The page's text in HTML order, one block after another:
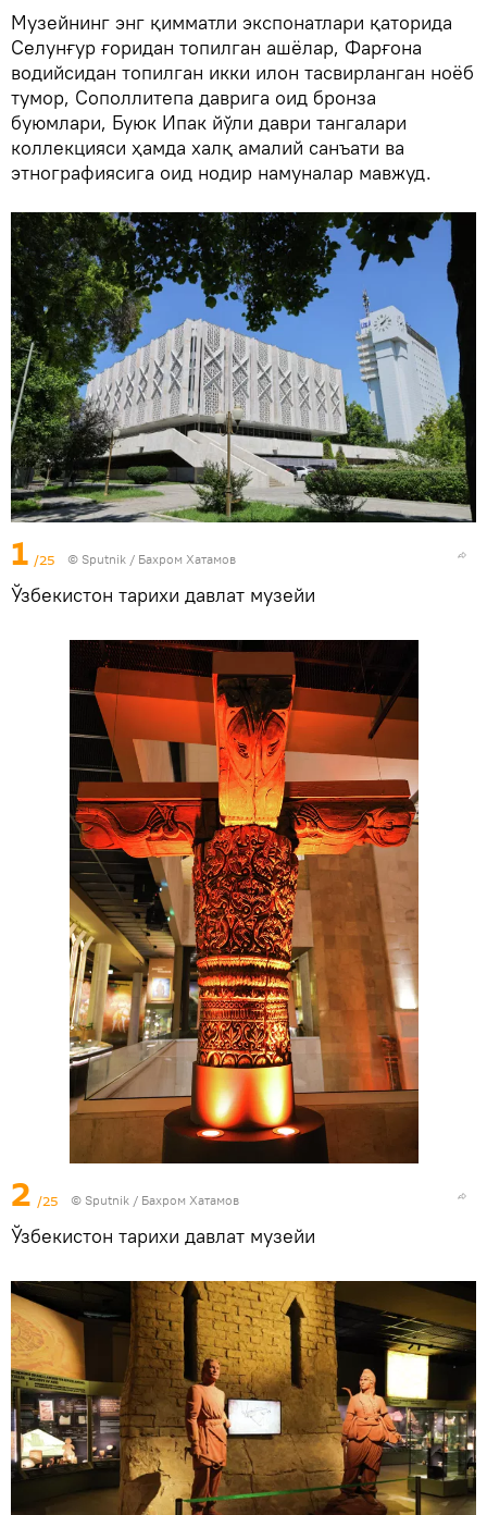
Музейнинг энг қимматли экспонатлари қаторида
Селунғур ғоридан топилган ашёлар, Фарғона
водийсидан топилган икки илон тасвирланган ноёб
тумор, Сополлитепа даврига оид бронза
буюмлари, Буюк Ипак йўли даври тангалари
коллекцияси ҳамда халқ амалий санъати ва
этнографиясига оид нодир намуналар мавжуд.
1 /25 © Sputnik / Бахром Хатамов
Ўзбекистон тарихи давлат музейи
2 /25 © Sputnik / Бахром Хатамов
Ўзбекистон тарихи давлат музейи